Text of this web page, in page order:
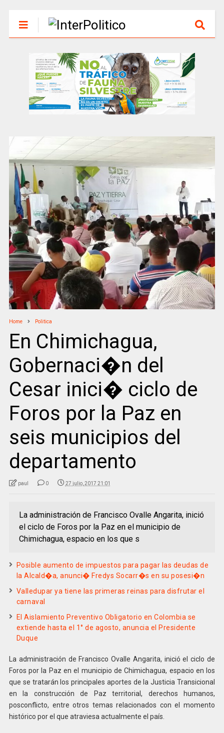
Home Politica
En Chimichagua,
Gobernaci�n del
Cesar inici� ciclo de
Foros por la Paz en
seis municipios del
departamento
paul 0 27 julio, 2017 21:01
La administración de Francisco Ovalle Angarita, inició
el ciclo de Foros por la Paz en el municipio de
Chimichagua, espacio en los que s
Posible aumento de impuestos para pagar las deudas de
la Alcald�a, anunci� Fredys Socarr�s en su posesi�n
Valledupar ya tiene las primeras reinas para disfrutar el
carnaval
El Aislamiento Preventivo Obligatorio en Colombia se
extiende hasta el 1° de agosto, anuncia el Presidente
Duque
La administración de Francisco Ovalle Angarita, inició el ciclo de
Foros por la Paz en el municipio de Chimichagua, espacio en los
que se tratarán los principales aportes de la Justicia Transicional
en la construcción de Paz territorial, derechos humanos,
posconflicto, entre otros temas relacionados con el momento
histórico por el que atraviesa actualmente el país.